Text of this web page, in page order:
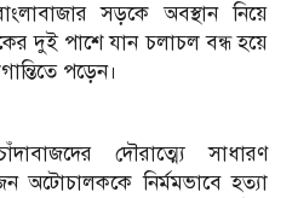
সড়কে অবস্থান নিয়ে
দুই পাশে যান চলাচল বন্ধ হয়ে
পড়েন।
দৌরাত্ম্যে সাধারণ
অটোচালককে নির্মমভাবে হত্যা